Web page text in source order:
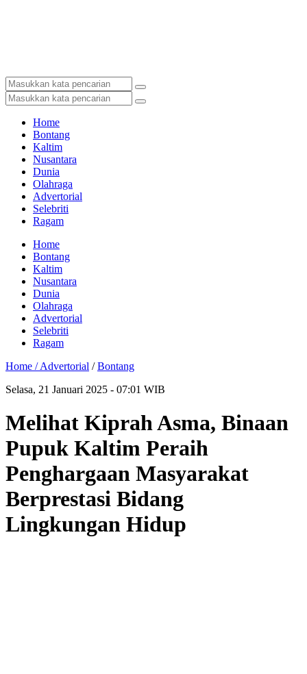
Home
Bontang
Kaltim
Nusantara
Dunia
Olahraga
Advertorial
Selebriti
Ragam
Home
Bontang
Kaltim
Nusantara
Dunia
Olahraga
Advertorial
Selebriti
Ragam
Home /Advertorial /Bontang
Selasa, 21 Januari 2025 - 07:01 WIB
Melihat Kiprah Asma, Binaan
Pupuk Kaltim Peraih
Penghargaan Masyarakat
Berprestasi Bidang
Lingkungan Hidup